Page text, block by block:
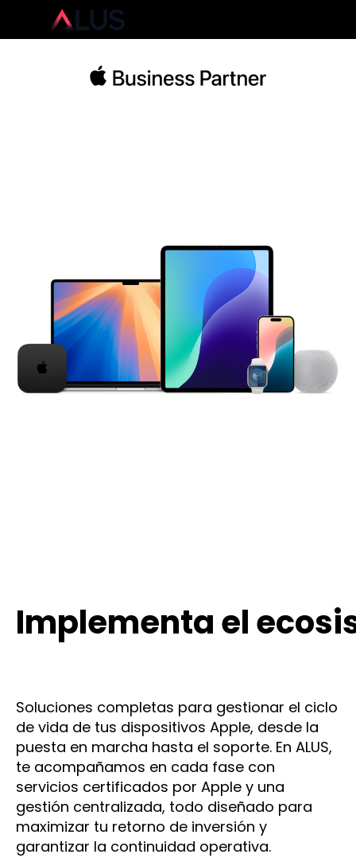
Implementa el
Soluciones completas para gestionar el ciclo
de vida de tus dispositivos Apple, desde la
puesta en marcha hasta el soporte. En ALUS,
te acompañamos en cada fase con
servicios certificados por Apple y una
gestión centralizada, todo diseñado para
maximizar tu retorno de inversión y
garantizar la continuidad operativa.